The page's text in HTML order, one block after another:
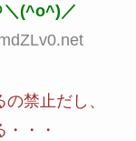
＼(^o^)／
禁止だし、
・・